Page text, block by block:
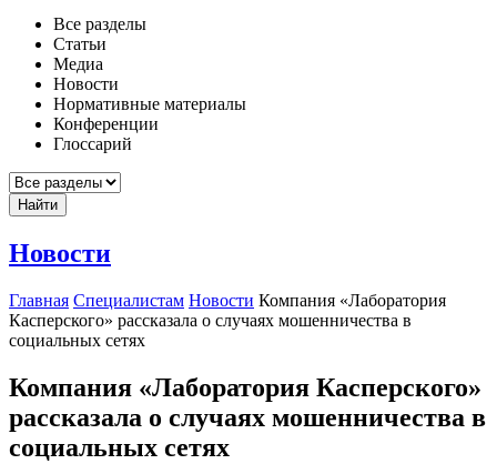
Все разделы
Статьи
Медиа
Новости
Нормативные материалы
Конференции
Глоссарий
Найти
Новости
Главная Специалистам Новости Компания «Лаборатория
Касперского» рассказала о случаях мошенничества в
социальных сетях
Компания «Лаборатория Касперского»
рассказала о случаях мошенничества в
социальных сетях